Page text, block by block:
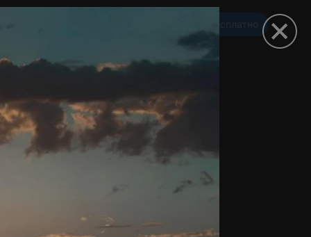
Смотреть 3650 дней бесплатно